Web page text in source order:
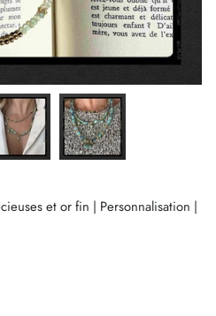
et or fin | Personnalisation |